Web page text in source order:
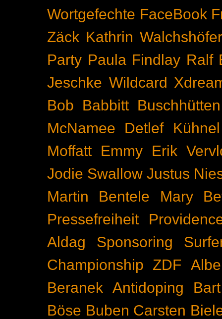
Wortgefechte FaceBook
Zäck Kathrin Walchshöfer
Party Paula Findlay Ralf
Jeschke Wildcard
Bob Babbitt Buschhütten
McNamee
Detlef Kühnel
Moffatt
Emmy
Erik
Jodie Swallow Justus
Martin Bentele
Mary
Pressefreiheit
Aldag
Sponsoring
Championship
ZDF
Beranek Antidoping
Böse Buben Carsten